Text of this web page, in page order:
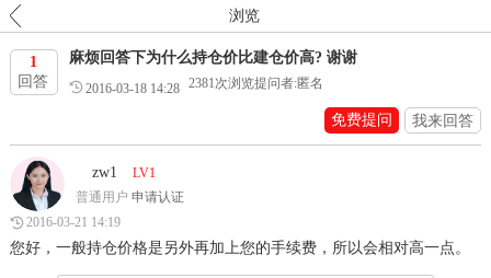
浏览
1
回答
麻烦回答下为什么持仓价比建仓价高? 谢谢
2016-03-18 14:28 2381次浏览提问者:匿名
我来回答
免费提问
zw1
LV1
普通用户 申请认证
2016-03-21 14:19
您好，一般持仓价格是另外再加上您的手续费，所以会相对高一点。